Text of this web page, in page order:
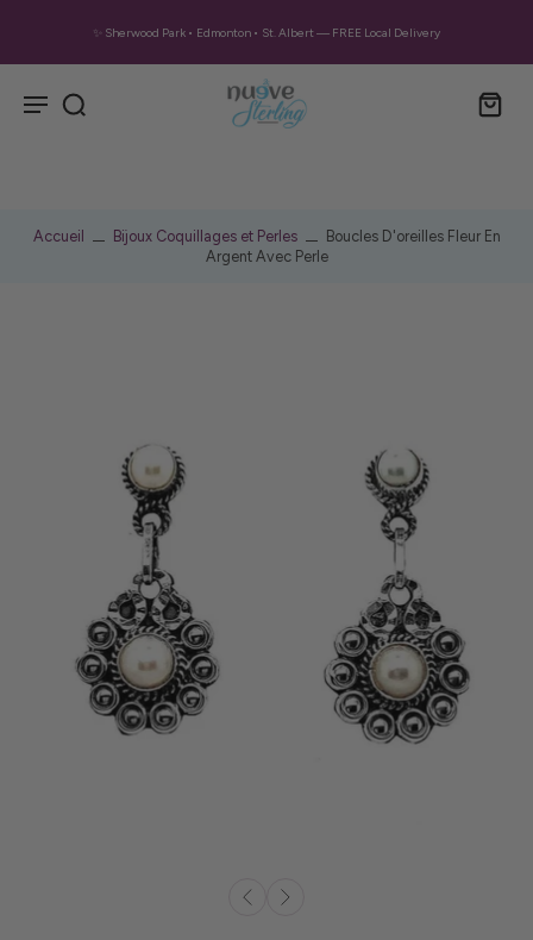
✨ Sherwood Park • Edmonton • St. Albert — FREE Local Delivery
Accueil Bijoux Coquillages et Perles
Boucles D'oreilles Fleur En
Argent Avec Perle